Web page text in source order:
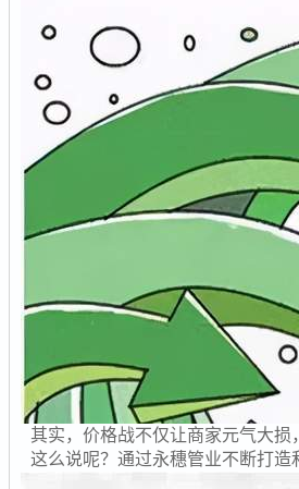
其实，价格战不仅让商家元气大
这么说呢？通过永穗管业不断打